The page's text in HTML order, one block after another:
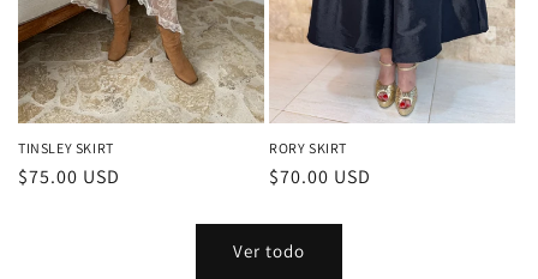
TINSLEY SKIRT
Precio
$75.00 USD
RORY SKIRT
Precio
$70.00 USD
Ver todo